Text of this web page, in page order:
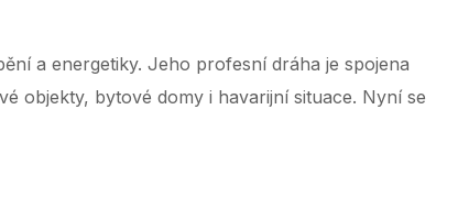
a energetiky. Jeho profesní dráha je spojena
objekty, bytové domy i havarijní situace. Nyní se